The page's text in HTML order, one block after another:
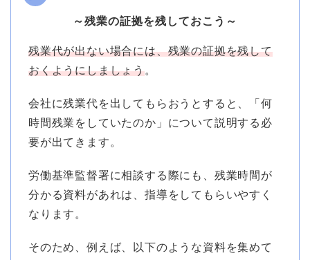
～残業の証拠を残しておこう～
残業代が出ない場合には、残業の証拠を残して
おくようにしましょう。
会社に残業代を出してもらおうとすると、「何
時間残業をしていたのか」について説明する必
要が出てきます。
労働基準監督署に相談する際にも、残業時間が
分かる資料があれは、指導をしてもらいやすく
なります。
そのため、例えば、以下のような資料を集めて